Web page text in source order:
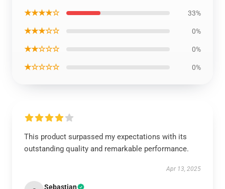
★★★★☆ 33%
★★★☆☆ 0%
★★☆☆☆ 0%
★☆☆☆☆ 0%
This product surpassed my expectations with its
outstanding quality and remarkable performance.
Apr 13, 2025
Sebastian